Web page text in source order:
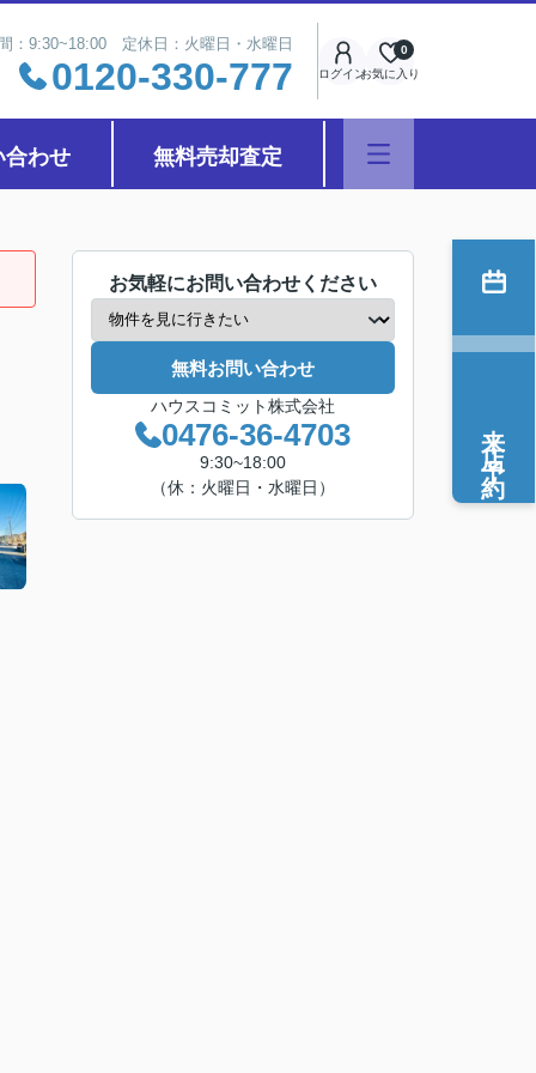
：9:30~18:00 定休日：火曜日・水曜日
0120-330-777 ログインお気に入り
0
合わせ 無料売却査定
お気軽にお問い合わせください
無料お問い合わせ
ハウスコミット株式会社
0476-36-4703
9:30~18:00
（休：火曜日・水曜日）
来店予約